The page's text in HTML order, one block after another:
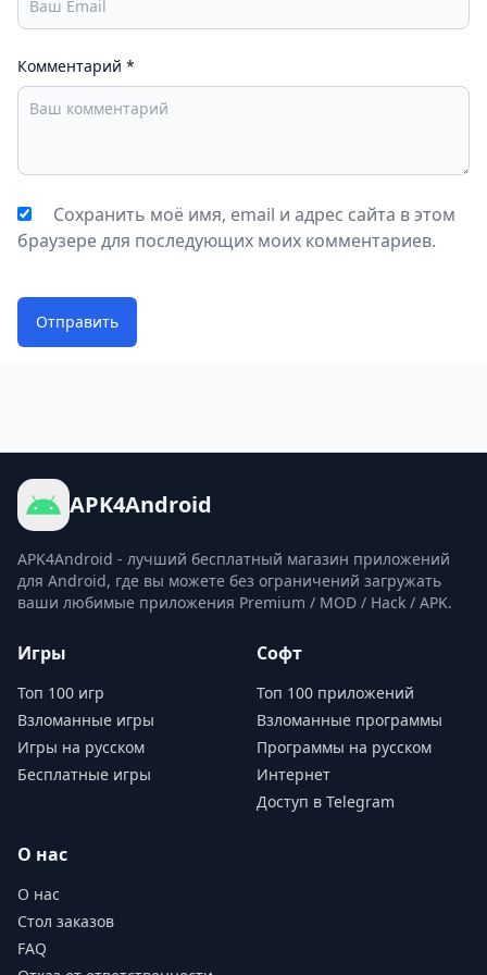
Комментарий *
Сохранить моё имя, email и адрес сайта в этом
браузере для последующих моих комментариев.
Отправить
APK4Android
APK4Android - лучший бесплатный магазин приложений
для Android, где вы можете без ограничений загружать
ваши любимые приложения Premium / MOD / Hack / APK.
Игры
Топ 100 игр
Взломанные игры
Игры на русском
Бесплатные игры
Софт
Топ 100 приложений
Взломанные программы
Программы на русском
Интернет
Доступ в Telegram
О нас
О нас
Стол заказов
FAQ